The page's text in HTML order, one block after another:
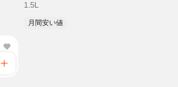
1.5L
月間安い値